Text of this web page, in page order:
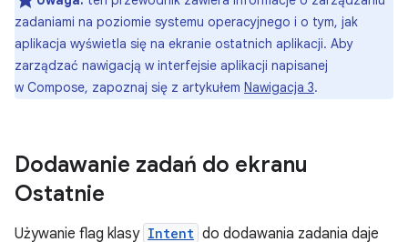
zadaniami na poziomie systemu operacyjnego i o tym, jak
aplikacja wyświetla się na ekranie ostatnich aplikacji. Aby
zarządzać nawigacją w interfejsie aplikacji napisanej
w Compose, zapoznaj się z artykułem Nawigacja 3.
Dodawanie zadań do ekranu
Ostatnie
Używanie flag klasy Intent do dodawania zadania daje